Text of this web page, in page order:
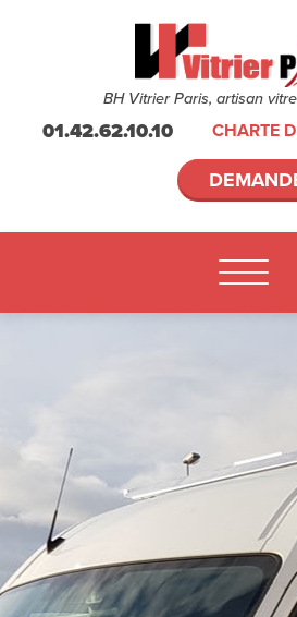
BH Vitrier Paris, artisan
01.42.62.10.10 CHARTE